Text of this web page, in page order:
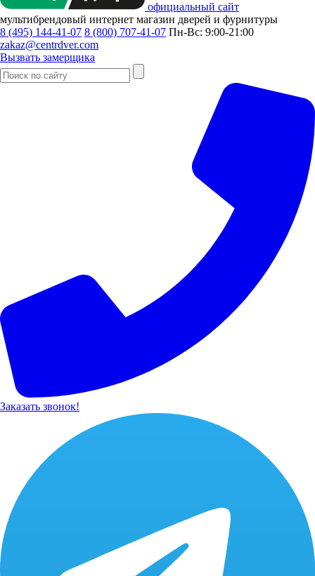
официальный сайт
мультибрендовый интернет магазин дверей и фурнитуры
8 (495) 144-41-07 8 (800) 707-41-07 Пн-Вс: 9:00-21:00
zakaz@centrdver.com
Вызвать замерщика
Заказать звонок!